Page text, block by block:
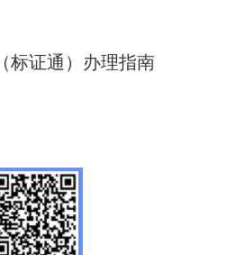
（标证通）办理指南